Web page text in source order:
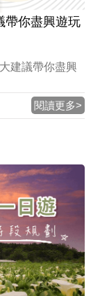
帶你盡興遊玩
建議帶你盡興
閱讀更多>